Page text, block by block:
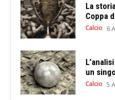
La
Coppa
Calcio 6
un
Calcio 5